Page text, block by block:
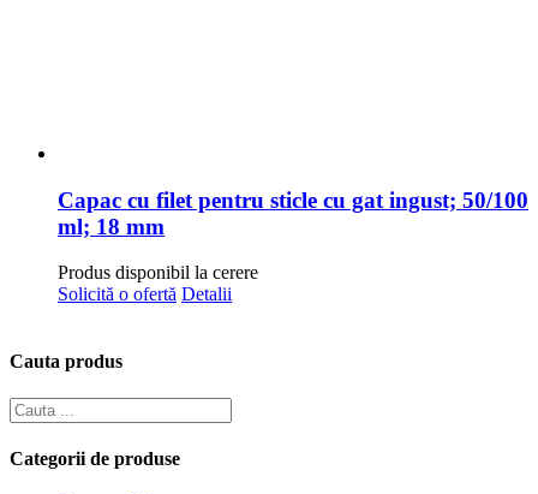
Capac cu filet pentru sticle cu gat ingust; 50/100
ml; 18 mm
Produs disponibil la cerere
Solicită o ofertă Detalii
Cauta produs
Categorii de produse